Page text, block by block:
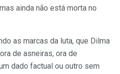
ainda não está morta no
as marcas da luta, que Dilma
de asneiras, ora de
dado factual ou outro sem